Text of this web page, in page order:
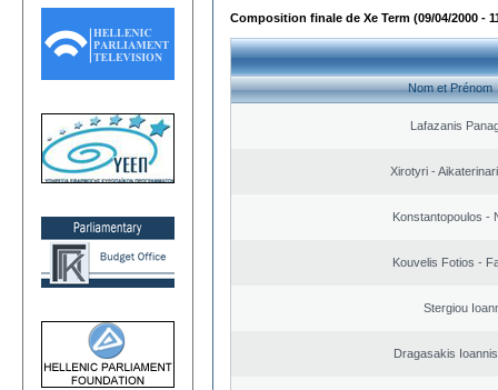
Composition finale de Xe Term (09/04/2000 -
Nom et Prénom
Lafazanis
Xirotyri -
Konstantopoulos -
Kouvelis Fotios -
Stergiou
Dragasakis